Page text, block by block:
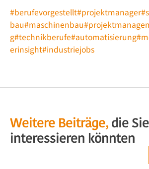
#berufevorgestellt#projektmanager
bau#maschinenbau
g#technikberufe#automatisierung
erinsight#industriejobs
Weitere Beiträge, die Sie
interessieren könnten